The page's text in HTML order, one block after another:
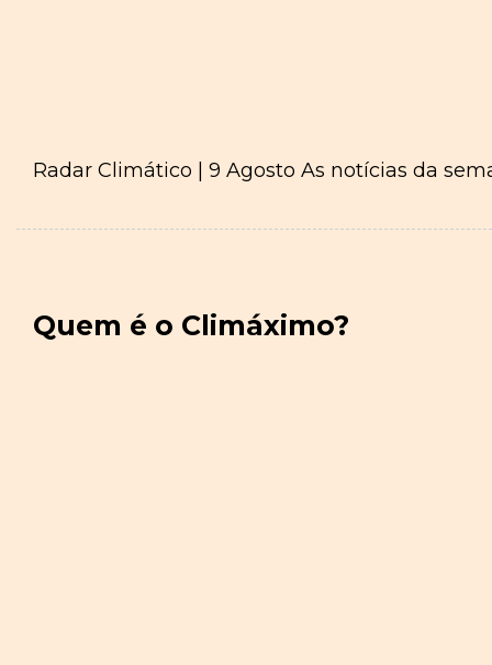
Radar Climático | 9 Agosto As notícias da
Quem é o Climáximo?